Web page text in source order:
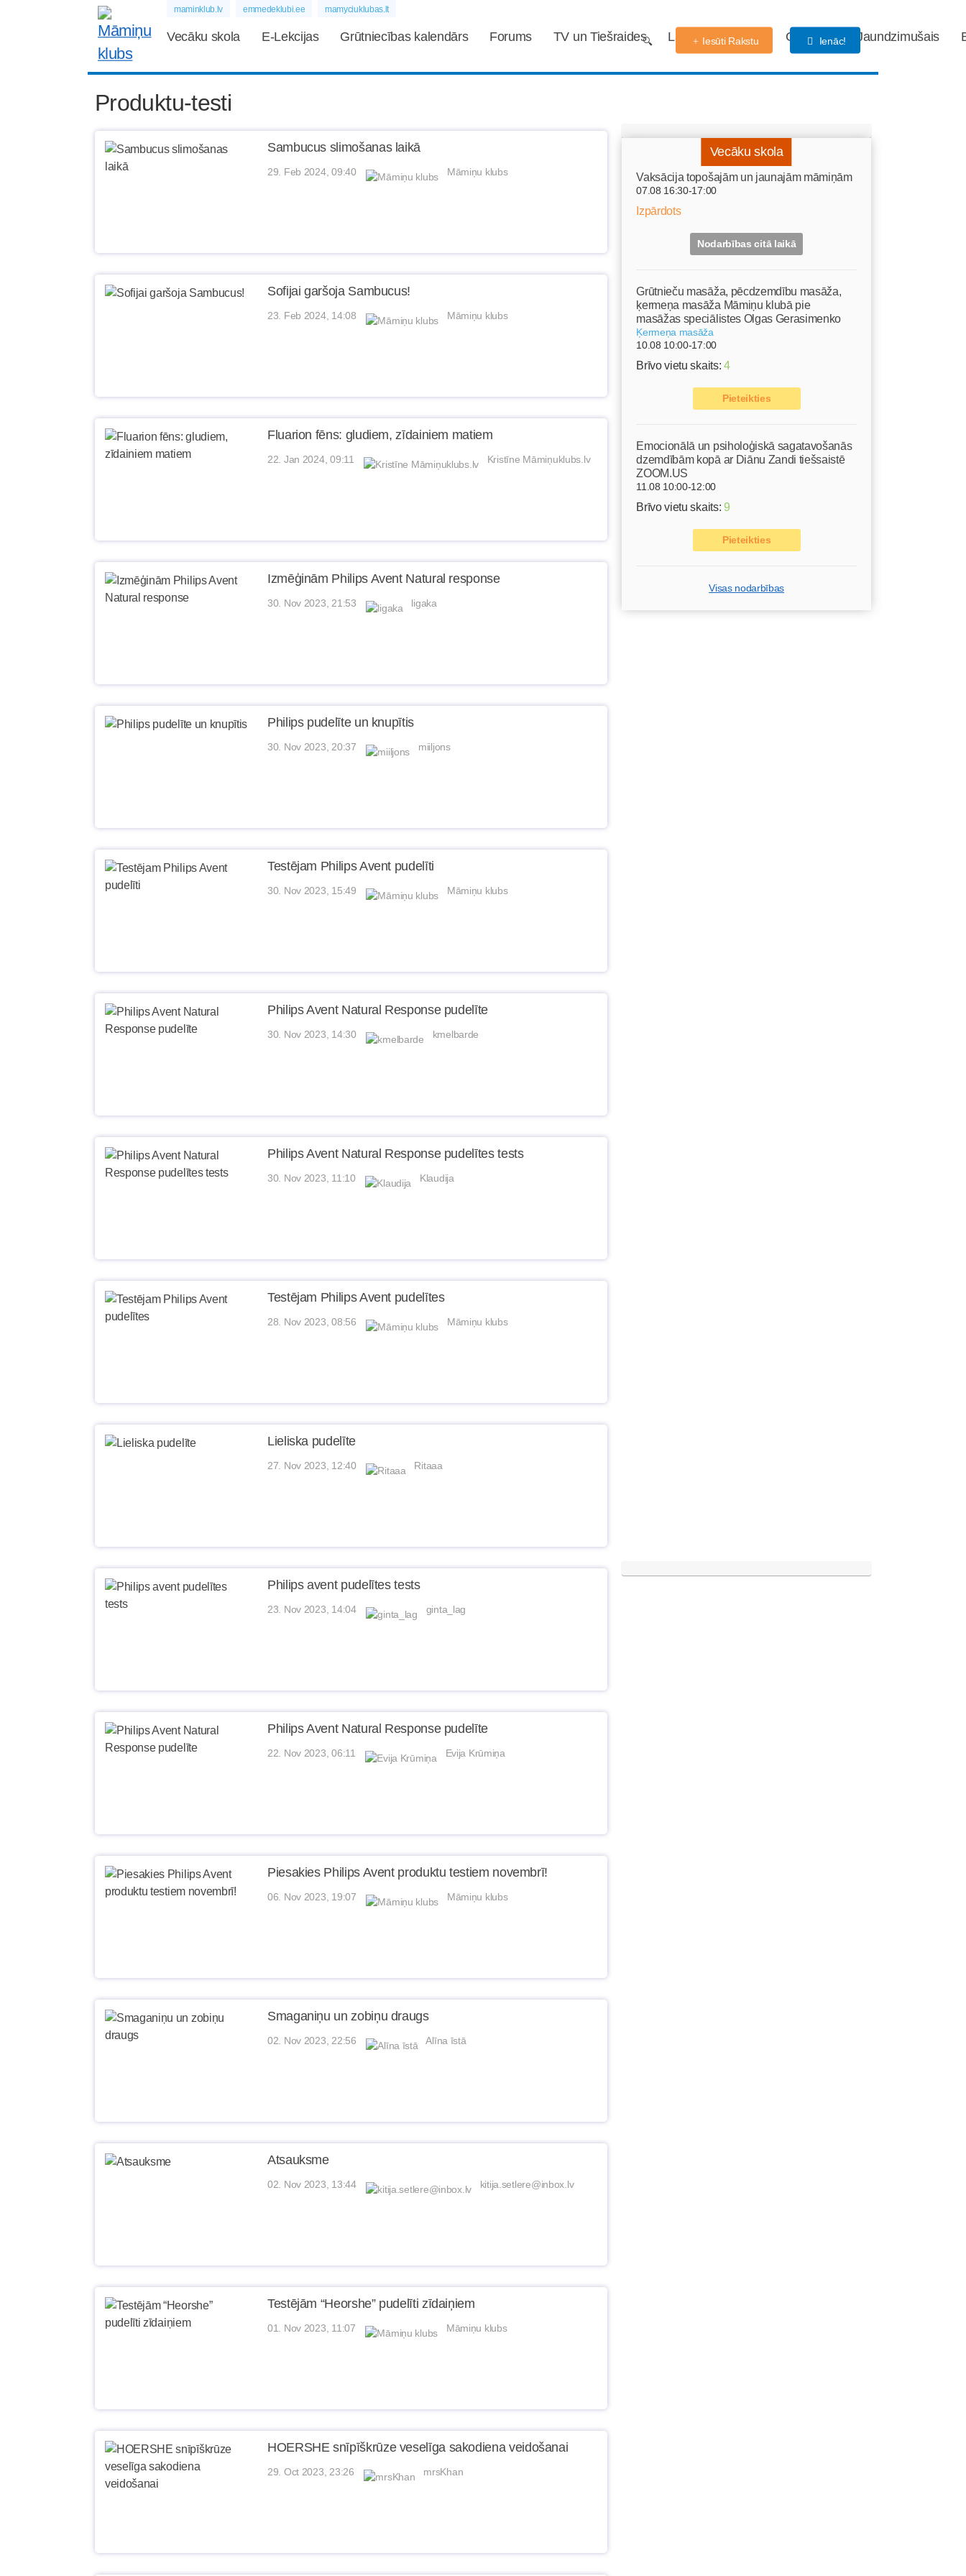
maminklub.lv emmedeklubi.ee mamyciuklubas.lt
Vecāku skola E-Lekcijas Grūtniecības kalendārs Forums TV un Tiešraides Labdarības fonds Gaidības Jaundzimušais
Iesūti Rakstu Ienāc!
Produktu-testi
Sambucus slimošanas laikā
29. Feb 2024, 09:40 Māmiņu klubs
Sofijai garšoja Sambucus!
23. Feb 2024, 14:08 Māmiņu klubs
Fluarion fēns: gludiem, zīdainiem matiem
22. Jan 2024, 09:11 Kristīne Māmiņuklubs.lv
Izmēģinām Philips Avent Natural response
30. Nov 2023, 21:53 ligaka
Philips pudelīte un knupītis
30. Nov 2023, 20:37 miiljons
Testējam Philips Avent pudelīti
30. Nov 2023, 15:49 Māmiņu klubs
Philips Avent Natural Response pudelīte
30. Nov 2023, 14:30 kmelbarde
Philips Avent Natural Response pudelītes tests
30. Nov 2023, 11:10 Klaudija
Testējam Philips Avent pudelītes
28. Nov 2023, 08:56 Māmiņu klubs
Lieliska pudelīte
27. Nov 2023, 12:40 Ritaaa
Vecāku skola
Vaksācija topošajām un jaunajām māmiņām
07.08 16:30-17:00
Izpārdots
Nodarbības citā laikā
Grūtnieču masāža, pēcdzemdību masāža,
ķermeņa masāža Māmiņu klubā pie
masāžas speciālistes Olgas Gerasimenko
Ķermeņa masāža
10.08 10:00-17:00
Brīvo vietu skaits: 4
Pieteikties
Emocionālā un psiholoģiskā sagatavošanās
dzemdībām kopā ar Diānu Zandi tiešsaistē
ZOOM.US
11.08 10:00-12:00
Brīvo vietu skaits: 9
Pieteikties
Visas nodarbības
Philips avent pudelītes tests
23. Nov 2023, 14:04 ginta_lag
Philips Avent Natural Response pudelīte
22. Nov 2023, 06:11 Evija Krūmiņa
Piesakies Philips Avent produktu testiem novembrī!
06. Nov 2023, 19:07 Māmiņu klubs
Smaganiņu un zobiņu draugs
02. Nov 2023, 22:56 Alīna īstā
Atsauksme
02. Nov 2023, 13:44 kitija.setlere@inbox.lv
Testējām “Heorshe” pudelīti zīdaiņiem
01. Nov 2023, 11:07 Māmiņu klubs
HOERSHE snīpīškrūze veselīga sakodiena veidošanai
29. Oct 2023, 23:26 mrsKhan